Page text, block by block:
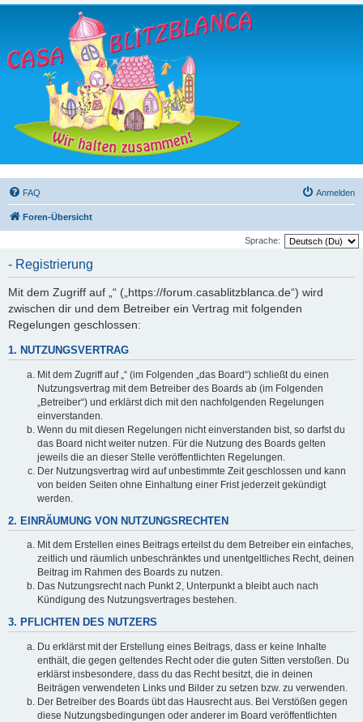
FAQ Anmelden
Foren-Übersicht
Sprache:
- Registrierung
Mit dem Zugriff auf „“ („https://forum.casablitzblanca.de“) wird
zwischen dir und dem Betreiber ein Vertrag mit folgenden
Regelungen geschlossen:
1. NUTZUNGSVERTRAG
Mit dem Zugriff auf „“ (im Folgenden „das Board“) schließt du einen
Nutzungsvertrag mit dem Betreiber des Boards ab (im Folgenden
„Betreiber“) und erklärst dich mit den nachfolgenden Regelungen
einverstanden.
Wenn du mit diesen Regelungen nicht einverstanden bist, so darfst du
das Board nicht weiter nutzen. Für die Nutzung des Boards gelten
jeweils die an dieser Stelle veröffentlichten Regelungen.
Der Nutzungsvertrag wird auf unbestimmte Zeit geschlossen und kann
von beiden Seiten ohne Einhaltung einer Frist jederzeit gekündigt
werden.
2. EINRÄUMUNG VON NUTZUNGSRECHTEN
Mit dem Erstellen eines Beitrags erteilst du dem Betreiber ein einfaches,
zeitlich und räumlich unbeschränktes und unentgeltliches Recht, deinen
Beitrag im Rahmen des Boards zu nutzen.
Das Nutzungsrecht nach Punkt 2, Unterpunkt a bleibt auch nach
Kündigung des Nutzungsvertrages bestehen.
3. PFLICHTEN DES NUTZERS
Du erklärst mit der Erstellung eines Beitrags, dass er keine Inhalte
enthält, die gegen geltendes Recht oder die guten Sitten verstoßen. Du
erklärst insbesondere, dass du das Recht besitzt, die in deinen
Beiträgen verwendeten Links und Bilder zu setzen bzw. zu verwenden.
Der Betreiber des Boards übt das Hausrecht aus. Bei Verstößen gegen
diese Nutzungsbedingungen oder anderer im Board veröffentlichten